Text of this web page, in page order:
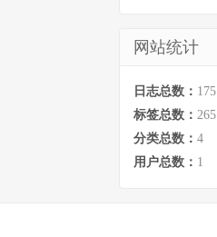
网站统计
日志总数： 175
标签总数： 265
分类总数： 4
用户总数： 1